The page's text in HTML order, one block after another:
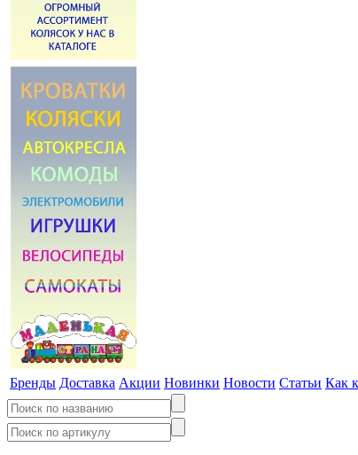
Бренды Доставка Акции Новинки Новости Статьи Как